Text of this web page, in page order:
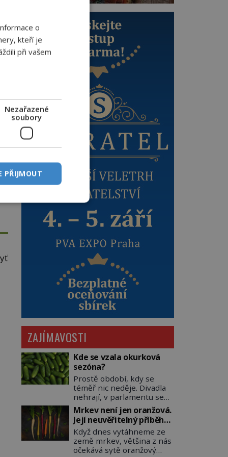
ZAJÍMAVOSTI
Kde se vzala okurková
sezóna?
Prostě období, kdy se
téměř nic neděje. Divadla
nehrají, v parlamentu se
nehlasuje, všichni jsou na
dovolené a média tak
nemají o čem mluvit a psát.
A vymýšlejí si proto
témata, které nikoho
nezajímají. Proč je však ona
Mrkev není jen oranžová.
Její neuvěřitelný příběh
začíná fialovou barvou
Když dnes vytáhneme ze
země mrkev, většina z nás
očekává sytě oranžový
o
kteří je
při vašem
Nezařazené
soubory
PŘIJMOUT